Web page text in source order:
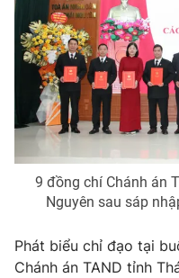
VTV9
Liên hệ tòa soạn
THỜI BÁO VTV
Theo dõi báo trên
9 đồng chí Chánh án
Nguyên sau sáp
Phát biểu chỉ đạo tại
Chánh án TAND tỉnh